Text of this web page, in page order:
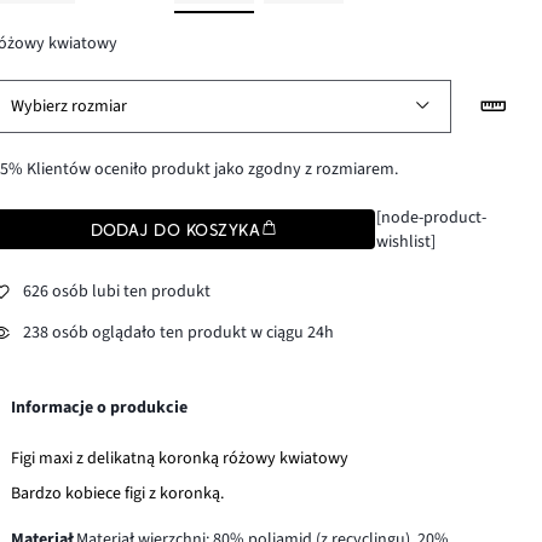
kwiatowy
Wybierz rozmiar
Klientów oceniło produkt jako zgodny z rozmiarem.
DODAJ DO KOSZYKA
[node-product-
wishlist]
626 osób lubi ten produkt
238 osób oglądało ten produkt w ciągu 24h
Informacje o produkcie
Figi maxi z delikatną koronką różowy kwiatowy
Bardzo kobiece figi z koronką.